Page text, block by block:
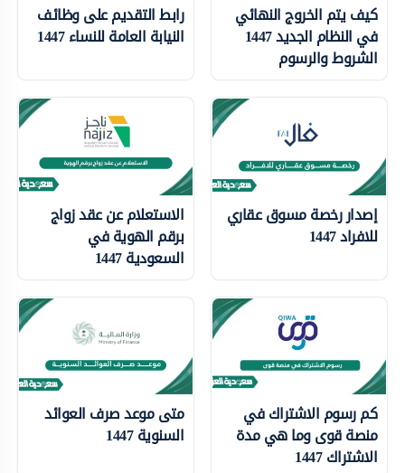
كيف يتم الخروج النهائي
في النظام الجديد 1447
الشروط والرسوم
رابط التقديم على وظائف
النيابة العامة للنساء 1447
إصدار رخصة مسوق عقاري
للافراد 1447
الاستعلام عن عقد زواج
برقم الهوية في
السعودية 1447
كم رسوم الاشتراك في
منصة قوى وما هي مدة
الاشتراك 1447
متى موعد صرف العوائد
السنوية 1447